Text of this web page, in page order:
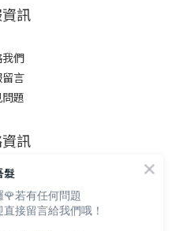
訊
們
言
題
訊
(無提供訂購服務)
09:30-12:00；
髮
🌹若有任何問題
直接留言給我們哦！